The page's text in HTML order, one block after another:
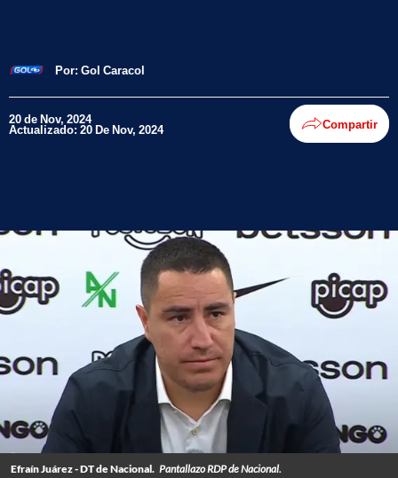
Por: Gol Caracol
20 de Nov, 2024
Actualizado: 20 De Nov, 2024 Compartir
Efraín Juárez - DT de Nacional. Pantallazo RDP de Nacional.